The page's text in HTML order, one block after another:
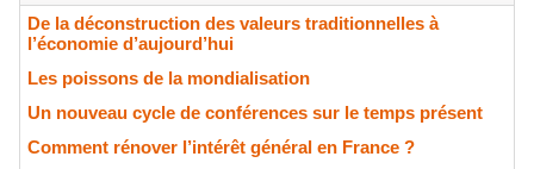
De la déconstruction des valeurs traditionnelles à
l’économie d’aujourd’hui
Les poissons de la mondialisation
Un nouveau cycle de conférences sur le temps présent
Comment rénover l’intérêt général en France ?